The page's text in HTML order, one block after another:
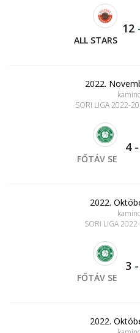
ALL STARS
12
2022.
SORI LIGA 2022-
FŐTÁV SE
4-
2022.
SORI LIGA
FŐTÁV SE
3 -
2022.